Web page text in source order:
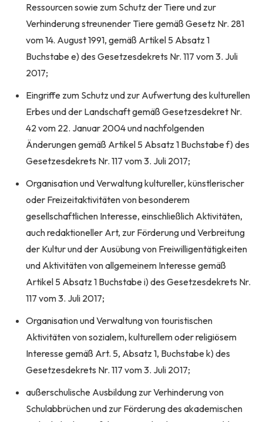
Ressourcen sowie zum Schutz der Tiere und zur
Verhinderung streunender Tiere gemäß Gesetz Nr. 281
vom 14. August 1991, gemäß Artikel 5 Absatz 1
Buchstabe e) des Gesetzesdekrets Nr. 117 vom 3. Juli
2017;
Eingriffe zum Schutz und zur Aufwertung des kulturellen
Erbes und der Landschaft gemäß Gesetzesdekret Nr.
42 vom 22. Januar 2004 und nachfolgenden
Änderungen gemäß Artikel 5 Absatz 1 Buchstabe f) des
Gesetzesdekrets Nr. 117 vom 3. Juli 2017;
Organisation und Verwaltung kultureller, künstlerischer
oder Freizeitaktivitäten von besonderem
gesellschaftlichen Interesse, einschließlich Aktivitäten,
auch redaktioneller Art, zur Förderung und Verbreitung
der Kultur und der Ausübung von Freiwilligentätigkeiten
und Aktivitäten von allgemeinem Interesse gemäß
Artikel 5 Absatz 1 Buchstabe i) des Gesetzesdekrets Nr.
117 vom 3. Juli 2017;
Organisation und Verwaltung von touristischen
Aktivitäten von sozialem, kulturellem oder religiösem
Interesse gemäß Art. 5, Absatz 1, Buchstabe k) des
Gesetzesdekrets Nr. 117 vom 3. Juli 2017;
außerschulische Ausbildung zur Verhinderung von
Schulabbrüchen und zur Förderung des akademischen